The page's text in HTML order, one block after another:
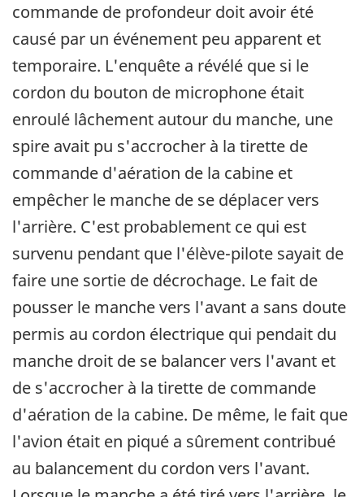
commande de profondeur doit avoir été
causé par un événement peu apparent et
temporaire. L'enquête a révélé que si le
cordon du bouton de microphone était
enroulé lâchement autour du manche, une
spire avait pu s'accrocher à la tirette de
commande d'aération de la cabine et
empêcher le manche de se déplacer vers
l'arrière. C'est probablement ce qui est
survenu pendant que l'élève-pilote sayait de
faire une sortie de décrochage. Le fait de
pousser le manche vers l'avant a sans doute
permis au cordon électrique qui pendait du
manche droit de se balancer vers l'avant et
de s'accrocher à la tirette de commande
d'aération de la cabine. De même, le fait que
l'avion était en piqué a sûrement contribué
au balancement du cordon vers l'avant.